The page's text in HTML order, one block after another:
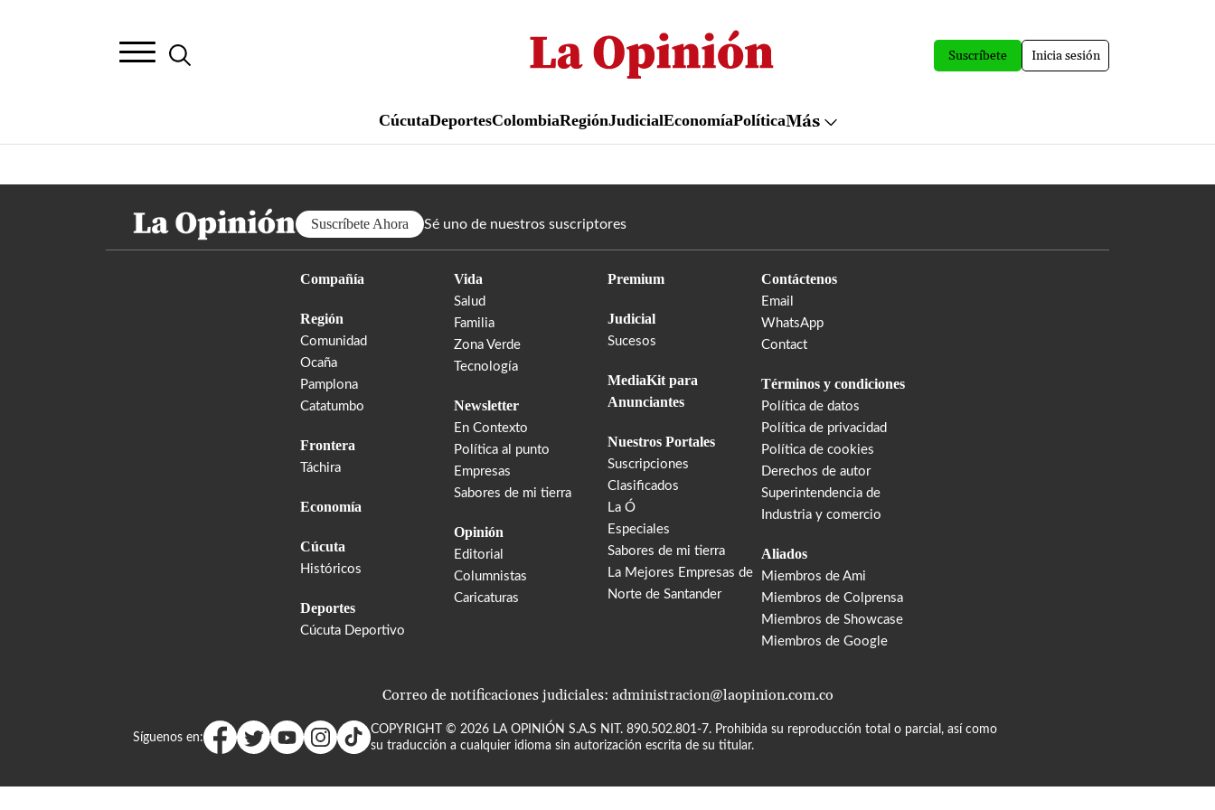
al
contenido
Suscríbete Inicia sesión
CúcutaDeportesColombiaRegiónJudicialEconomíaPolíticaMás
Suscríbete Ahora Sé uno de nuestros suscriptores
Compañía
Región
Comunidad
Ocaña
Pamplona
Catatumbo
Frontera
Táchira
Economía
Cúcuta
Históricos
Deportes
Cúcuta Deportivo
Vida
Salud
Familia
Zona Verde
Tecnología
Newsletter
En Contexto
Política al punto
Empresas
Sabores de mi tierra
Opinión
Editorial
Columnistas
Caricaturas
Premium
Judicial
Sucesos
MediaKit para
Anunciantes
Nuestros Portales
Suscripciones
Clasificados
La Ó
Especiales
Sabores de mi tierra
La Mejores Empresas de
Norte de Santander
Contáctenos
Email
WhatsApp
Contact
Términos y condiciones
Política de datos
Política de privacidad
Política de cookies
Derechos de autor
Superintendencia de
Industria y comercio
Aliados
Miembros de Ami
Miembros de Colprensa
Miembros de Showcase
Miembros de Google
Correo de notificaciones judiciales: administracion@laopinion.com.co
Síguenos en:
COPYRIGHT © 2026 LA OPINIÓN S.A.S NIT. 890.502.801-7. Prohibida su reproducción total o parcial, así como
su traducción a cualquier idioma sin autorización escrita de su titular.